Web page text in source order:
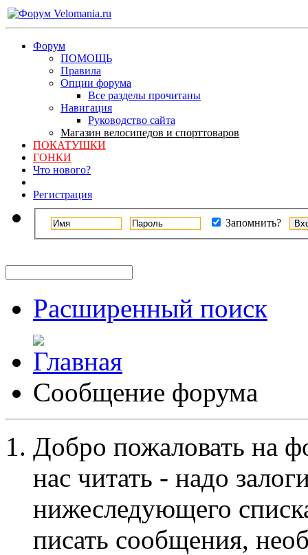
Форум
ПОМОЩЬ
Правила
Опции форума
Все разделы прочитаны
Навигация
Руководство сайта
Магазин велосипедов и спорттоваров
ПОКАТУШКИ
ГОНКИ
Что нового?
Регистрация
Запомнить?
Расширенный поиск
Сообщение форума
Добро пожаловать на
нас читать - надо
нижеследующего
писать сообщения,